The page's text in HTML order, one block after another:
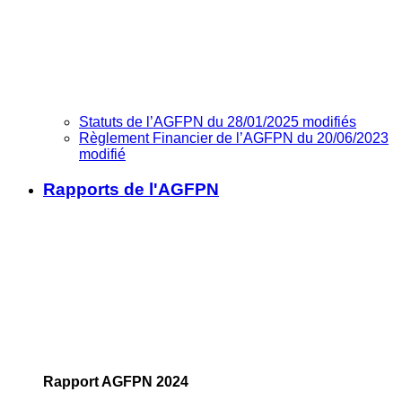
Statuts de l’AGFPN du 28/01/2025 modifiés
Règlement Financier de l’AGFPN du 20/06/2023
modifié
Rapports de l'AGFPN
Rapport AGFPN 2024